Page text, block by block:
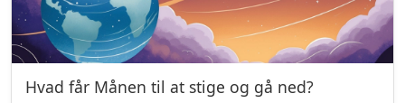
Hvad får Månen til at stige og gå ned?